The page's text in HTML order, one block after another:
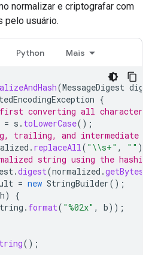
normalizar e criptografar com
pelo usuário.
Python Mais
(MessageDigest
{
converting all characters
= s . toLowerCase();
trailing, and intermediate
. replaceAll( "\\s+" , "" );
string using the
.digest(normalized .getBytes
= new StringBuilder();
)
{
. format( "%02x" , b));
();